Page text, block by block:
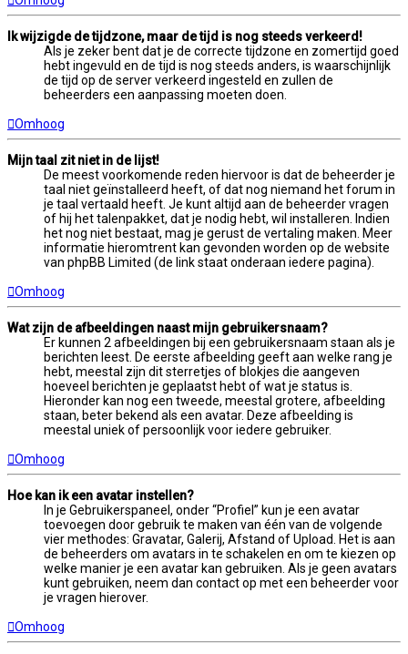
Ik wijzigde de tijdzone, maar de tijd is nog steeds verkeerd!
Als je zeker bent dat je de correcte tijdzone en zomertijd goed
hebt ingevuld en de tijd is nog steeds anders, is waarschijnlijk
de tijd op de server verkeerd ingesteld en zullen de
beheerders een aanpassing moeten doen.
Omhoog
Mijn taal zit niet in de lijst!
De meest voorkomende reden hiervoor is dat de beheerder je
taal niet geïnstalleerd heeft, of dat nog niemand het forum in
je taal vertaald heeft. Je kunt altijd aan de beheerder vragen
of hij het talenpakket, dat je nodig hebt, wil installeren. Indien
het nog niet bestaat, mag je gerust de vertaling maken. Meer
informatie hieromtrent kan gevonden worden op de website
van phpBB Limited (de link staat onderaan iedere pagina).
Omhoog
Wat zijn de afbeeldingen naast mijn gebruikersnaam?
Er kunnen 2 afbeeldingen bij een gebruikersnaam staan als je
berichten leest. De eerste afbeelding geeft aan welke rang je
hebt, meestal zijn dit sterretjes of blokjes die aangeven
hoeveel berichten je geplaatst hebt of wat je status is.
Hieronder kan nog een tweede, meestal grotere, afbeelding
staan, beter bekend als een avatar. Deze afbeelding is
meestal uniek of persoonlijk voor iedere gebruiker.
Omhoog
Hoe kan ik een avatar instellen?
In je Gebruikerspaneel, onder “Profiel” kun je een avatar
toevoegen door gebruik te maken van één van de volgende
vier methodes: Gravatar, Galerij, Afstand of Upload. Het is aan
de beheerders om avatars in te schakelen en om te kiezen op
welke manier je een avatar kan gebruiken. Als je geen avatars
kunt gebruiken, neem dan contact op met een beheerder voor
je vragen hierover.
Omhoog